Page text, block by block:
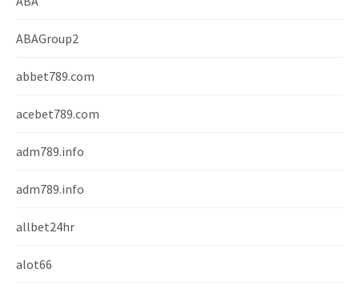
ABAGroup2
abbet789.com
acebet789.com
adm789.info
adm789.info
allbet24hr
alot66